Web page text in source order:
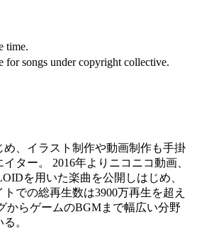
time.
songs under copyright collective.
め、イラスト制作や動画制作も手掛
ター。 2016年よりニコニコ動画、
を用いた楽曲を公開しはじめ、
での総再生数は3900万再生を超え
からゲームのBGMまで幅広い分野
。